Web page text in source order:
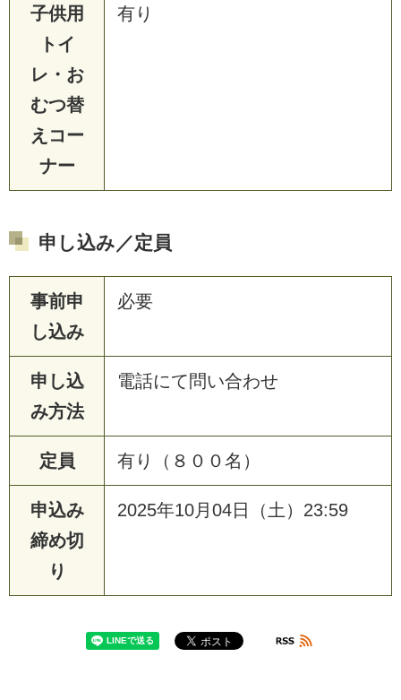
子供用
トイ
レ・お
むつ替
えコー
ナー
有り
申し込み／定員
事前申
し込み
必要
申し込
み方法
電話にて問い合わせ
定員 有り（８００名）
申込み
締め切
り
2025年10月04日（土）23:59